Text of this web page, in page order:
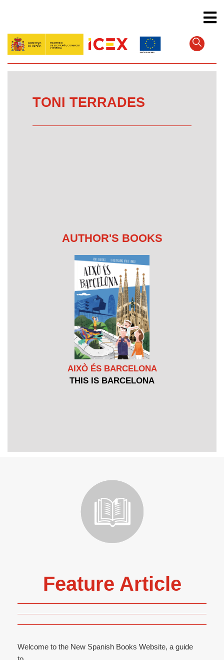
content
TONI TERRADES
AUTHOR'S BOOKS
AIXÒ ÉS BARCELONA
THIS IS BARCELONA
Feature Article
Welcome to the New Spanish Books Website, a guide